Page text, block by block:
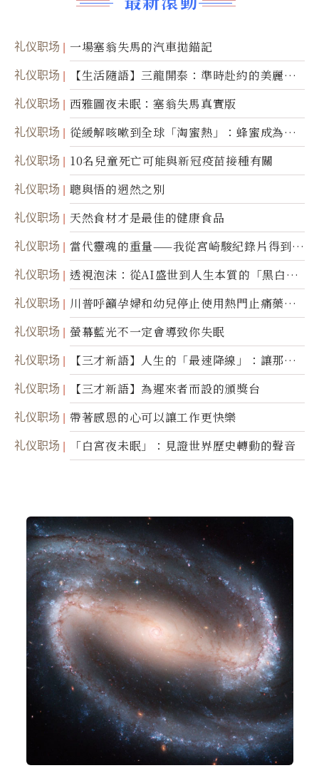
礼仪职场 一場塞翁失馬的汽車拋錨記
礼仪职场
【生活隨語】三龍開泰：準時赴約的美麗震
撼
礼仪职场 西雅圖夜未眠：塞翁失馬真實版
礼仪职场
從緩解咳嗽到全球「淘蜜熱」：蜂蜜成為健
康產業前沿商品
礼仪职场 10名兒童死亡可能與新冠疫苗接種有關
礼仪职场 聰與悟的迥然之別
礼仪职场 天然食材才是最佳的健康食品
礼仪职场
當代靈魂的重量——我從宮崎駿紀錄片得到的
省思
礼仪职场
透視泡沫：從AI盛世到人生本質的「黑白一
瞬」
礼仪职场
川普呼籲孕婦和幼兒停止使用熱門止痛藥泰
諾
礼仪职场 螢幕藍光不一定會導致你失眠
礼仪职场
【三才新語】人生的「最速降線」：讓那道
光，帶你滑向自己
礼仪职场 【三才新語】為遲來者而設的頒獎台
礼仪职场 帶著感恩的心可以讓工作更快樂
礼仪职场 「白宮夜未眠」：見證世界歷史轉動的聲音